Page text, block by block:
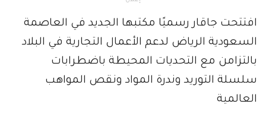
افتتحت جاقار رسميًا مكتبها الجديد في العاصمة
السعودية الرياض لدعم الأعمال التجارية في البلاد
بالتزامن مع التحديات المحيطة باضطرابات
سلسلة التوريد وندرة المواد ونقص المواهب
العالمية